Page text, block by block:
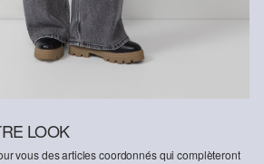
ou de fibres recyclées provenant de
LOOK
vous des articles coordonnés qui complèteront